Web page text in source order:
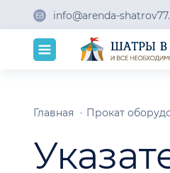
info@arenda-
Главная Прокат